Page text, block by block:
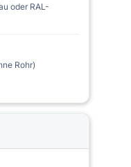
oder RAL-
Rohr)